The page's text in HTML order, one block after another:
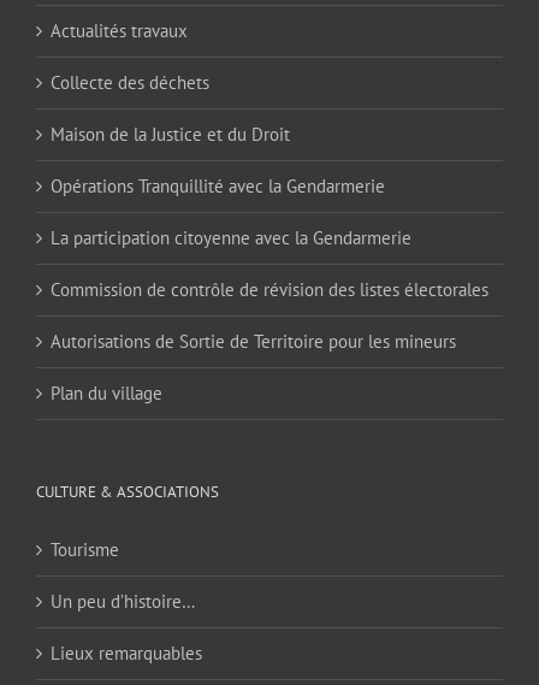
Actualités travaux
Collecte des déchets
Maison de la Justice et du Droit
Opérations Tranquillité avec la Gendarmerie
La participation citoyenne avec la Gendarmerie
Commission de contrôle de révision des listes électorales
Autorisations de Sortie de Territoire pour les mineurs
Plan du village
CULTURE & ASSOCIATIONS
Tourisme
Un peu d’histoire…
Lieux remarquables